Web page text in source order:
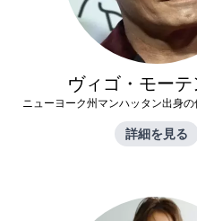
ヴィゴ・モー
ニューヨーク州マンハッタン出身
詳細を見る